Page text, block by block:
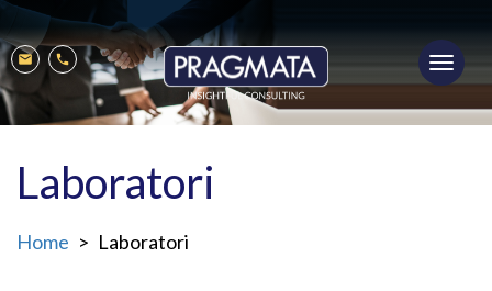
Salta
al
contenuto
principale
Mobile
menu
Mail Phone
Laboratori
Home Laboratori